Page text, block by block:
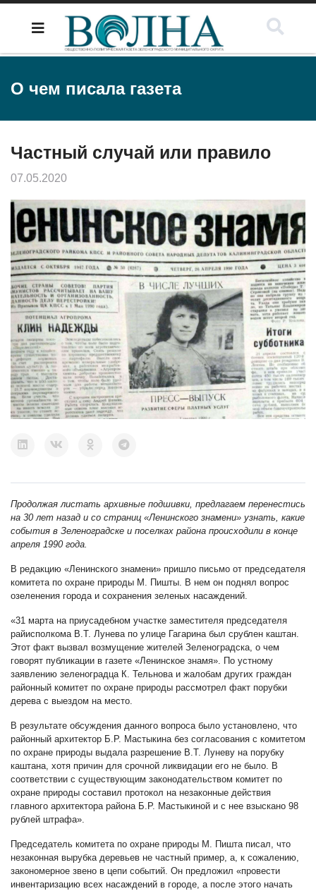
О чем писала газета
Частный случай или правило
07.05.2020
Продолжая листать архивные подшивки, предлагаем перенестись
на 30 лет назад и со страниц «Ленинского знамени» узнать, какие
события в Зеленоградске и поселках района происходили в конце
апреля 1990 года.
В редакцию «Ленинского знамени» пришло письмо от председателя
комитета по охране природы М. Пишты. В нем он поднял вопрос
озеленения города и сохранения зеленых насаждений.
«31 марта на приусадебном участке заместителя председателя
райисполкома В.Т. Лунева по улице Гагарина был срублен каштан.
Этот факт вызвал возмущение жителей Зеленоградска, о чем
говорят публикации в газете «Ленинское знамя». По устному
заявлению зеленоградца К. Тельнова и жалобам других граждан
районный комитет по охране природы рассмотрел факт порубки
дерева с выездом на место.
В результате обсуждения данного вопроса было установлено, что
районный архитектор Б.Р. Мастыкина без согласования с комитетом
по охране природы выдала разрешение В.Т. Луневу на порубку
каштана, хотя причин для срочной ликвидации его не было. В
соответствии с существующим законодательством комитет по
охране природы составил протокол на незаконные действия
главного архитектора района Б.Р. Мастыкиной и с нее взыскано 98
рублей штрафа».
Председатель комитета по охране природы М. Пишта писал, что
незаконная вырубка деревьев не частный пример, а, к сожалению,
закономерное звено в цепи событий. Он предложил «провести
инвентаризацию всех насаждений в городе, а после этого начать